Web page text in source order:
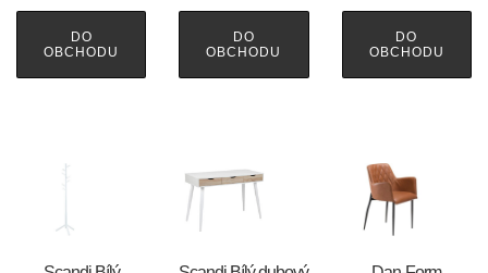
DO
OBCHODU
DO
OBCHODU
DO
OBCHODU